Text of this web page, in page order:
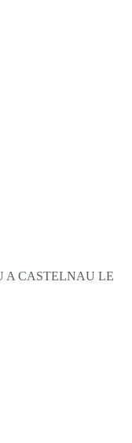
A CASTELNAU LE